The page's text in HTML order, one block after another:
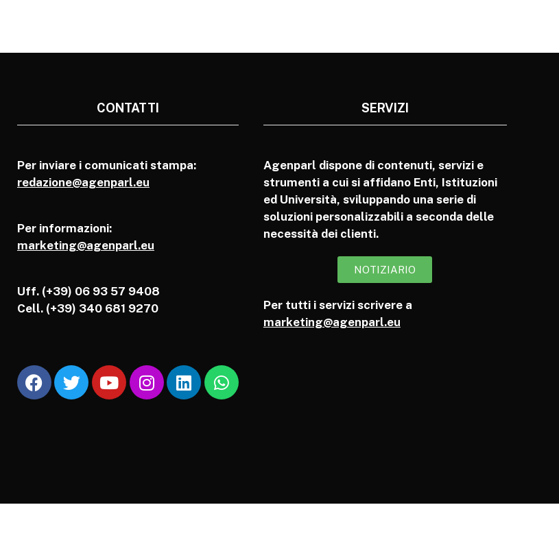
CONTATTI
Per inviare i comunicati stampa:
redazione@agenparl.eu
Per informazioni:
marketing@agenparl.eu
Uff. (+39) 06 93 57 9408
Cell. (+39) 340 681 9270
SERVIZI
Agenparl dispone di contenuti, servizi e
strumenti a cui si affidano Enti, Istituzioni
ed Università, sviluppando una serie di
soluzioni personalizzabili a seconda delle
necessità dei clienti.
NOTIZIARIO
Per tutti i servizi scrivere a
marketing@agenparl.eu